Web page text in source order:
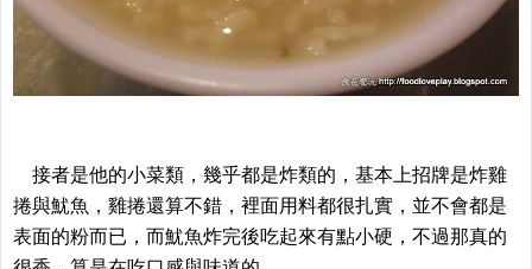
接者是他的小菜類，幾乎都是炸類的，基本上招牌是炸雞
捲與魷魚，雞捲還算不錯，裡面用料都很扎實，並不會都是
表面的粉而已，而魷魚炸完後吃起來有點小硬，不過那真的